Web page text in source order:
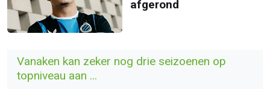
afgerond
Vanaken kan zeker nog drie seizoenen op
topniveau aan ...